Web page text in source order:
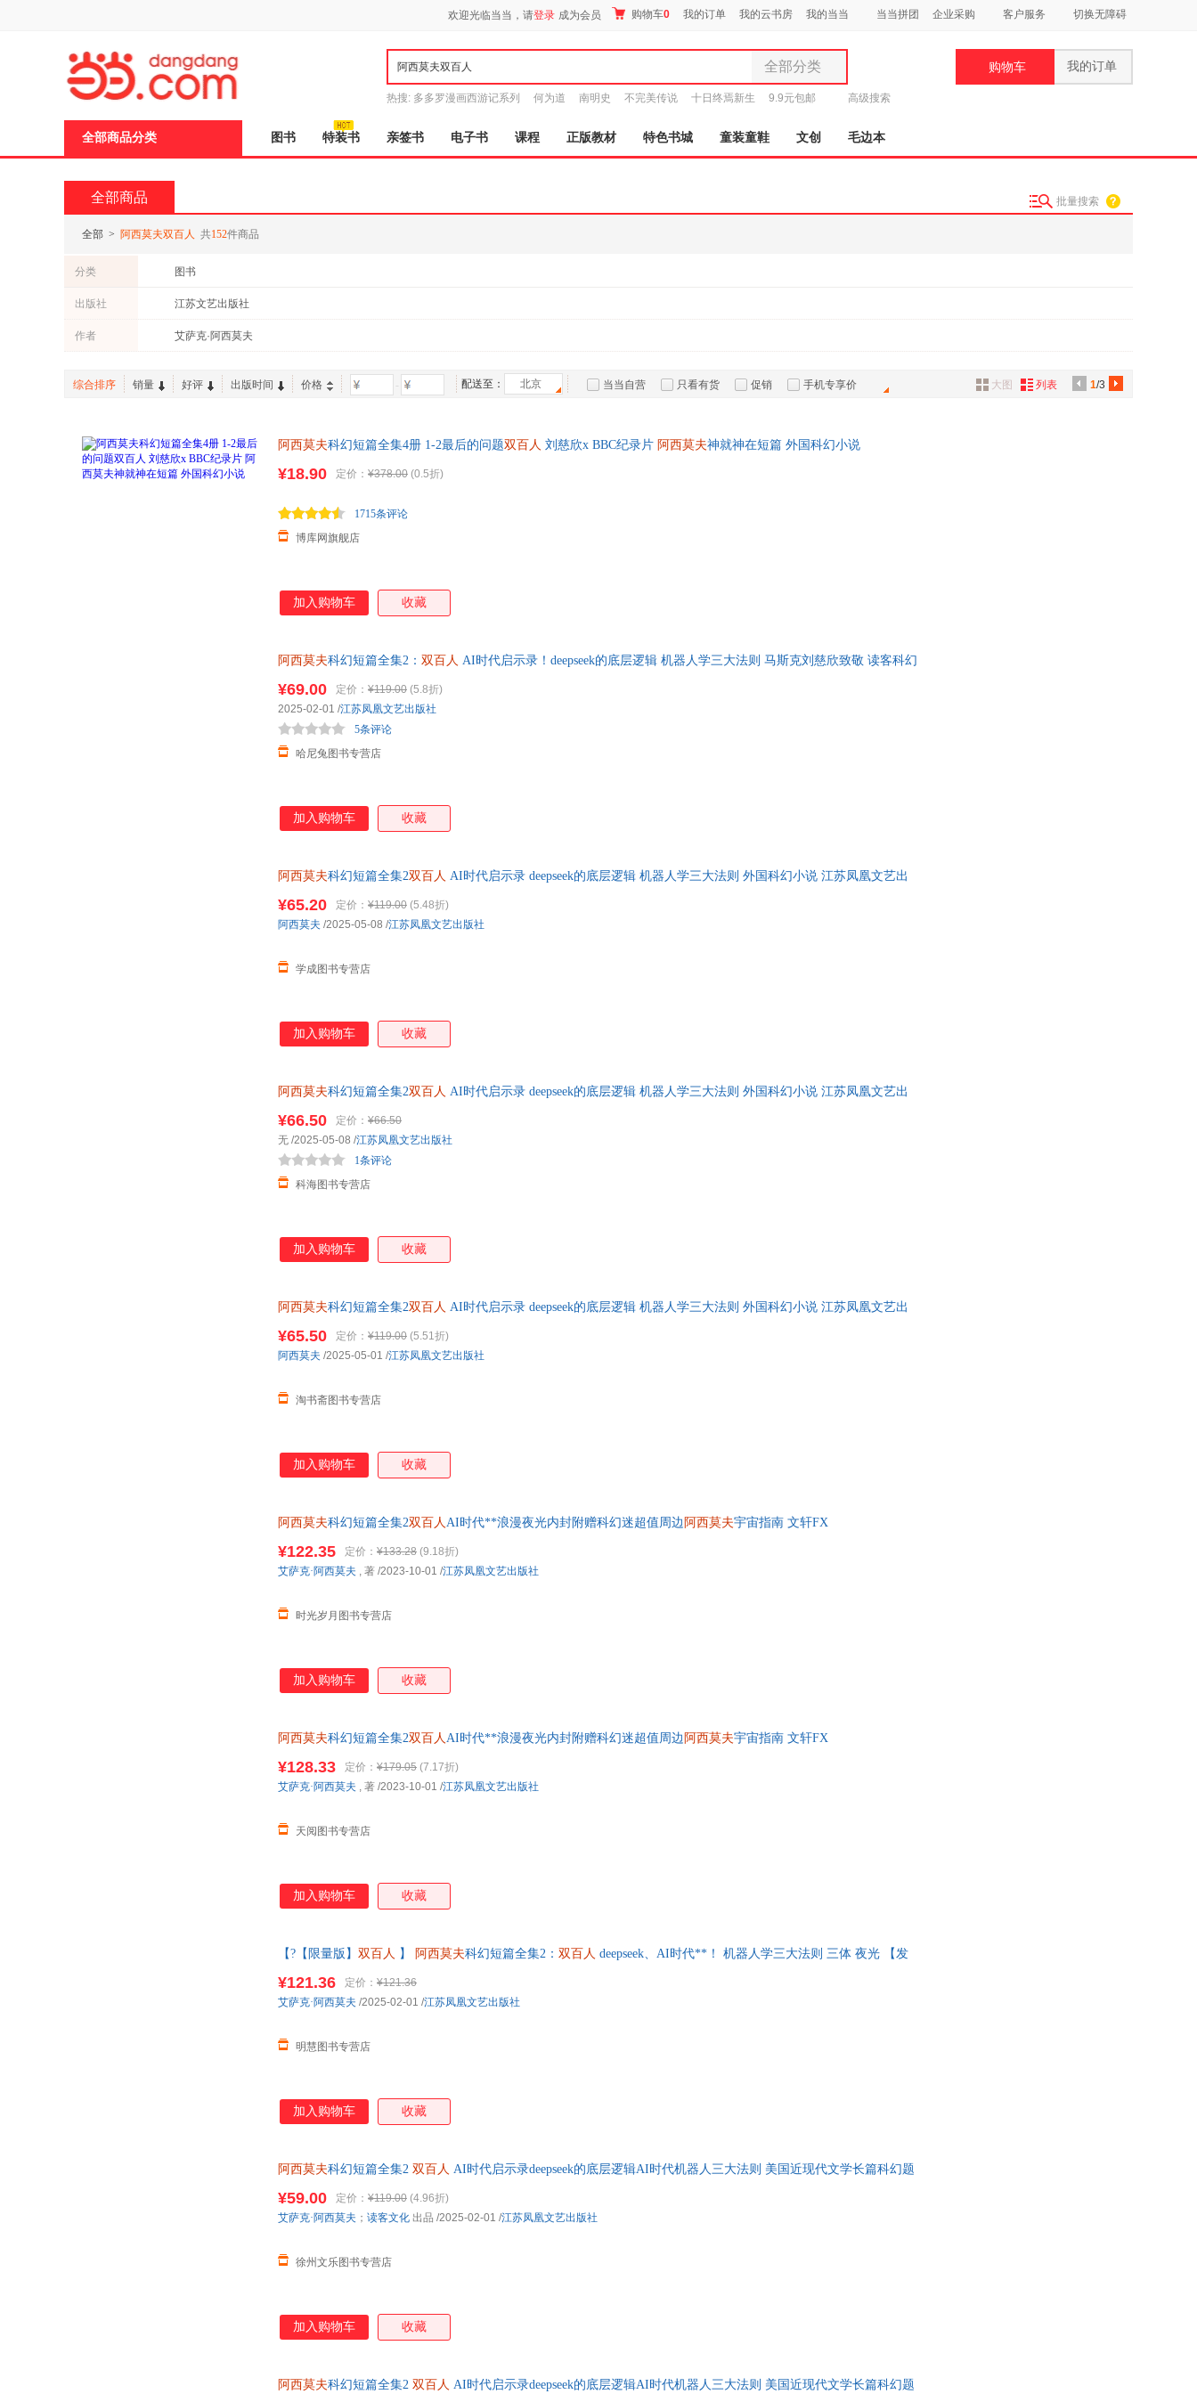
欢迎光临当当，请登录 成为会员 购物车0 我的订单 我的云书房 我的当当 当当拼团 企业采购 客户服务 切换无障碍
全部分类
全部分类
图书
电子书
鞋
手表饰品
热搜: 多多罗漫画西游记系列 何为道 南明史 不完美传说 十日终焉新生 9.9元包邮 高级搜索
购物车 我的订单
全部商品分类 图书 特装书 亲签书 电子书 课程 正版教材 特色书城 童装童鞋 文创 毛边本
全部商品 批量搜索
全部 > 阿西莫夫双百人 共152件商品
分类 图书
出版社 江苏文艺出版社
作者 艾萨克·阿西莫夫
综合排序 销量 好评 出版时间 价格 - 配送至： 北京 当当自营 只看有货 促销 手机专享价 1/3
大图 列表
阿西莫夫科幻短篇全集4册 1-2最后的问题双百人 刘慈欣x BBC纪录片 阿西莫夫神就神在短篇 外国科幻小说
¥18.90 定价： ¥378.00 (0.5折)
博库网旗舰店
1715条评论
加入购物车 收藏
阿西莫夫科幻短篇全集2： 双百人 AI时代启示录！deepseek的底层逻辑 机器人学三大法则 马斯克刘慈欣致敬 读客科幻
¥69.00 定价： ¥119.00 (5.8折)
哈尼兔图书专营店
5条评论
2025-02-01 /江苏凤凰文艺出版社
加入购物车 收藏
阿西莫夫科幻短篇全集2双百人 AI时代启示录 deepseek的底层逻辑 机器人学三大法则 外国科幻小说 江苏凤凰文艺出
¥65.20 定价： ¥119.00 (5.48折)
学成图书专营店
阿西莫夫 /2025-05-08 /江苏凤凰文艺出版社
加入购物车 收藏
阿西莫夫科幻短篇全集2双百人 AI时代启示录 deepseek的底层逻辑 机器人学三大法则 外国科幻小说 江苏凤凰文艺出
¥66.50 定价： ¥66.50
科海图书专营店
1条评论
无 /2025-05-08 /江苏凤凰文艺出版社
加入购物车 收藏
阿西莫夫科幻短篇全集2双百人 AI时代启示录 deepseek的底层逻辑 机器人学三大法则 外国科幻小说 江苏凤凰文艺出
¥65.50 定价： ¥119.00 (5.51折)
淘书斋图书专营店
阿西莫夫 /2025-05-01 /江苏凤凰文艺出版社
加入购物车 收藏
阿西莫夫科幻短篇全集2双百人AI时代**浪漫夜光内封附赠科幻迷超值周边 阿西莫夫宇宙指南 文轩FX
¥122.35 定价： ¥133.28 (9.18折)
时光岁月图书专营店
艾萨克·阿西莫夫 , 著 /2023-10-01 /江苏凤凰文艺出版社
加入购物车 收藏
阿西莫夫科幻短篇全集2双百人AI时代**浪漫夜光内封附赠科幻迷超值周边 阿西莫夫宇宙指南 文轩FX
¥128.33 定价： ¥179.05 (7.17折)
天阅图书专营店
艾萨克·阿西莫夫 , 著 /2023-10-01 /江苏凤凰文艺出版社
加入购物车 收藏
【?【限量版】 双百人 】 阿西莫夫科幻短篇全集2： 双百人 deepseek、AI时代**！ 机器人学三大法则 三体 夜光 【发
¥121.36 定价： ¥121.36
明慧图书专营店
艾萨克·阿西莫夫 /2025-02-01 /江苏凤凰文艺出版社
加入购物车 收藏
阿西莫夫科幻短篇全集2 双百人 AI时代启示录deepseek的底层逻辑AI时代机器人三大法则 美国近现代文学长篇科幻题
¥59.00 定价： ¥119.00 (4.96折)
徐州文乐图书专营店
艾萨克·阿西莫夫 ； 读客文化 出品 /2025-02-01 /江苏凤凰文艺出版社
加入购物车 收藏
阿西莫夫科幻短篇全集2 双百人 AI时代启示录deepseek的底层逻辑AI时代机器人三大法则 美国近现代文学长篇科幻题
页